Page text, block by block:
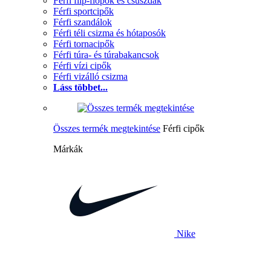
Férfi sportcipők
Férfi szandálok
Férfi téli csizma és hótaposók
Férfi tornacipők
Férfi túra- és túrabakancsok
Férfi vízi cipők
Férfi vizálló csizma
Láss többet...
Összes termék megtekintése Férfi cipők
Márkák
Nike